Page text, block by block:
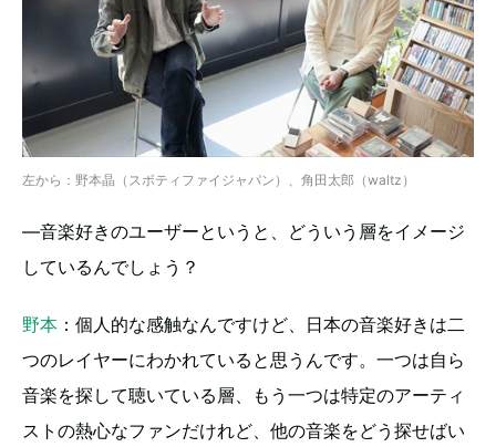
左から：野本晶（スポティファイジャパン）、角田太郎（waltz）
―音楽好きのユーザーというと、どういう層をイメージ
しているんでしょう？
野本 ：個人的な感触なんですけど、日本の音楽好きは二
つのレイヤーにわかれていると思うんです。一つは自ら
音楽を探して聴いている層、もう一つは特定のアーティ
ストの熱心なファンだけれど、他の音楽をどう探せばい